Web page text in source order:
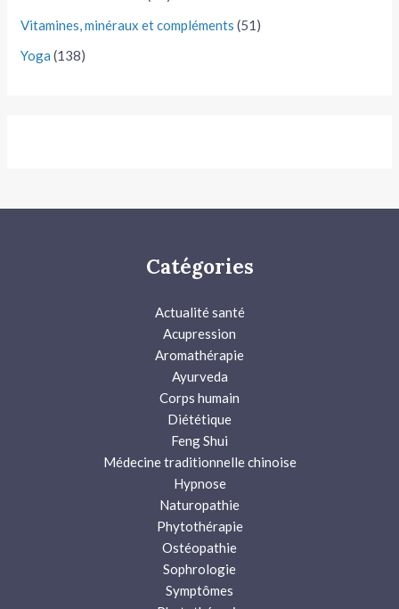
Vitamines, minéraux et compléments (51)
Yoga (138)
Catégories
Actualité santé
Acupression
Aromathérapie
Ayurveda
Corps humain
Diététique
Feng Shui
Médecine traditionnelle chinoise
Hypnose
Naturopathie
Phytothérapie
Ostéopathie
Sophrologie
Symptômes